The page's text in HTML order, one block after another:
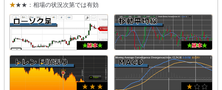
★★★：相場の状況次第では有効